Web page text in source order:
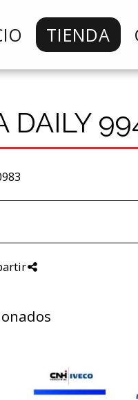
TIENDA
DAILY